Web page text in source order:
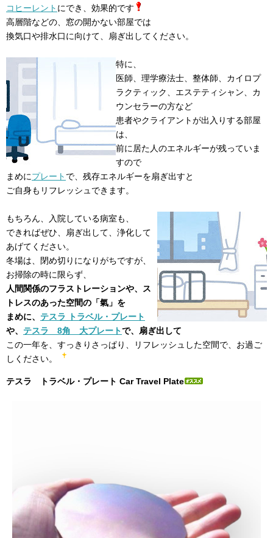
コヒーレント にでき、効果的です
高層階などの、窓の開かない部屋では
換気口や排水口に向けて、扇ぎ出してください。
特に、
医師、理学療法士、整体師、カイロプ
ラクティック、エステティシャン、カ
ウンセラーの方など
患者やクライアントが出入りする部屋
は、
前に居た人のエネルギーが残っていま
すので
まめにプレート で、残存エネルギーを扇ぎ出すと
ご自身もリフレッシュできます。
もちろん、入院している病室も、
できればぜひ、扇ぎ出して、浄化して
あげてください。
冬場は、閉め切りになりがちですが、
お掃除の時に限らず、
人間関係のフラストレーションや、ス
トレスのあった空間の「氣」を
まめに、 テスラ トラベル・プレート
や、 テスラ 8角 大プレートで、扇ぎ出して
この一年を、すっきりさっぱり、リフレッシュした空間で、お過ご
しください。
テスラ トラベル・プレート Car Travel Plate